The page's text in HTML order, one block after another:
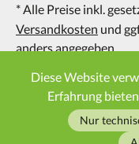
* Alle Preise inkl.
Versandkosten und
anders angegeben.
2026
Diese Website
Erfahrung
Nur